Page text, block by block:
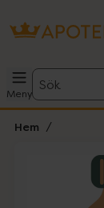
Meny
Sök
Hem